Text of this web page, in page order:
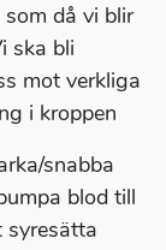
då vi blir
ska bli
mot verkliga
i kroppen
snabba
blod till
syresätta